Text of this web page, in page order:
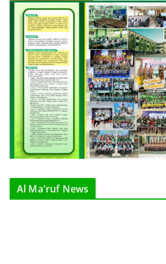
Al Ma'ruf News